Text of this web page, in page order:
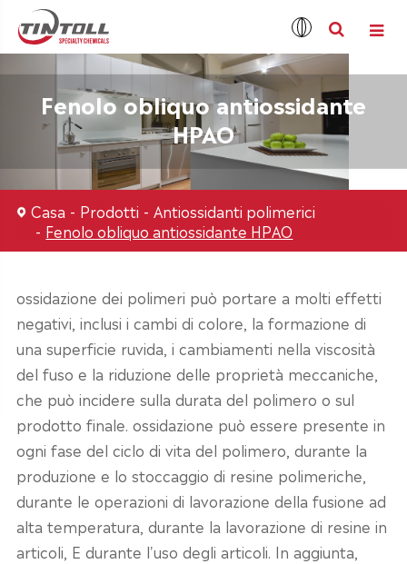
Fenolo obliquo antiossidante
HPAO
Casa Prodotti
Antiossidanti polimerici
Fenolo obliquo antiossidante HPAO
ossidazione dei polimeri può portare a molti effetti
negativi, inclusi i cambi di colore, la formazione di
una superficie ruvida, i cambiamenti nella viscosità
del fuso e la riduzione delle proprietà meccaniche,
che può incidere sulla durata del polimero o sul
prodotto finale. ossidazione può essere presente in
ogni fase del ciclo di vita del polimero, durante la
produzione e lo stoccaggio di resine polimeriche,
durante le operazioni di lavorazione della fusione ad
alta temperatura, durante la lavorazione di resine in
articoli, E durante l'uso degli articoli. In aggiunta,